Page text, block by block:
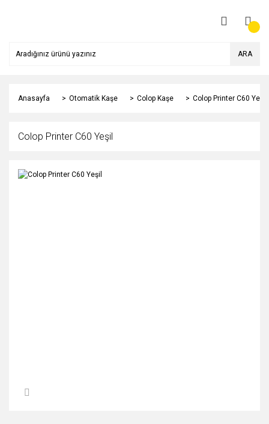
ARA
Anasayfa Otomatik Kaşe Colop Kaşe Colop Printer C60 Yeşil
Colop Printer C60 Yeşil